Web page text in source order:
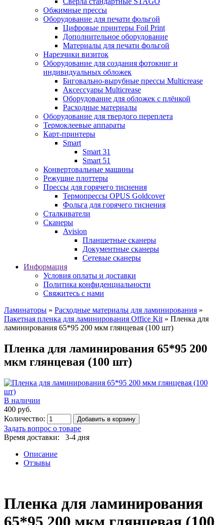
Обжимные прессы
Оборудование для печати фольгой
Цифровые принтеры Foil Print
Дополнительное оборудование
Материалы для печати фольгой
Нарезчики визиток
Оборудование для создания фотокниг и
индивидуальных обложек
Биговально-вырубные прессы Multicrease
Аксессуары Multicrease
Оборудование для обложек с плёнкой
Расходные материалы
Оборудование для твердого переплета
Термоклеевые аппараты
Карт-принтеры
Smart
Smart 31
Smart 51
Конвертовальные машины
Режущие плоттеры
Прессы для горячего тиснения
Термопрессы OPUS Goldcover
Фольга для горячего тиснения
Сталкиватели
Сканеры
Avision
Планшетные сканеры
Документные сканеры
Сетевые сканеры
Информация
Условия оплаты и доставки
Политика конфиденциальности
Свяжитесь с нами
Ламинаторы » Расходные материалы для ламинирования »
Пакетная пленка для ламинирования Office Kit » Пленка для
ламинирования 65*95 200 мкм глянцевая (100 шт)
Пленка для ламинирования 65*95 200
мкм глянцевая (100 шт)
В наличии
400 руб.
Количество:
Добавить в корзину
Задать вопрос о товаре
Время доставки: 3-4 дня
Описание
Отзывы
Пленка для ламинирования